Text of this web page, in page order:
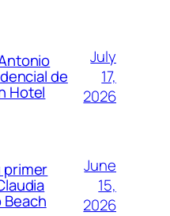
de
Hotel
July
17,
2026
primer
Beach
June
15,
2026